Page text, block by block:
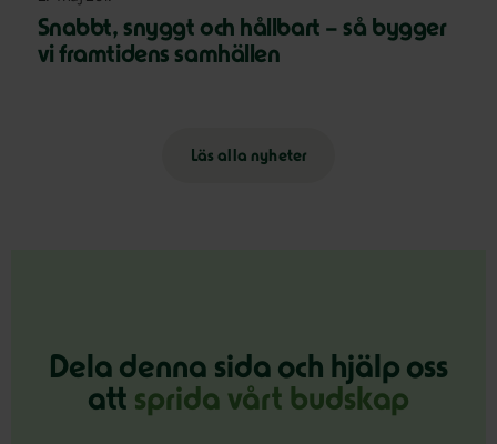
Snabbt, snyggt och hållbart – så bygger
vi framtidens samhällen
Läs alla nyheter
Dela denna sida och hjälp oss
att sprida vårt budskap